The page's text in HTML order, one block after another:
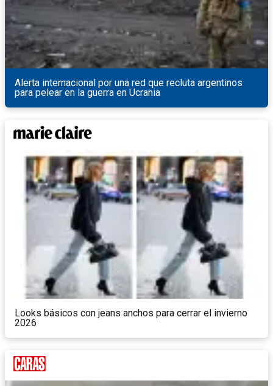
Alerta internacional por una red que recluta argentinos
para pelear en la guerra en Ucrania
Looks básicos con jeans anchos para cerrar el invierno
2026